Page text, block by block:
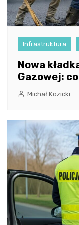
Infrastruktura
Nowa
Gazowej:
Michał Kozicki